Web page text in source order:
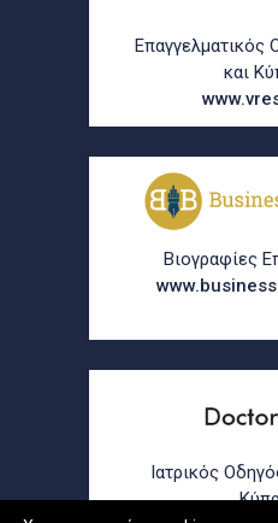
Επαγγελματικός
και
Βιογραφίες
Ιατρικός